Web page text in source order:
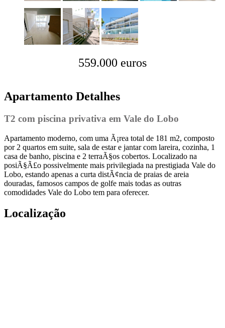
559.000 euros
Apartamento Detalhes
T2 com piscina privativa em Vale do Lobo
Apartamento moderno, com uma Ã¡rea total de 181 m2, composto
por 2 quartos em suite, sala de estar e jantar com lareira, cozinha, 1
casa de banho, piscina e 2 terraÃ§os cobertos. Localizado na
posiÃ§Ã£o possivelmente mais privilegiada na prestigiada Vale do
Lobo, estando apenas a curta distÃ¢ncia de praias de areia
douradas, famosos campos de golfe mais todas as outras
comodidades Vale do Lobo tem para oferecer.
Localização